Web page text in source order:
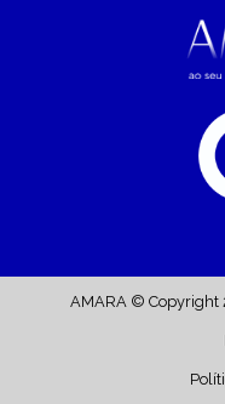
AMARA © Copyright